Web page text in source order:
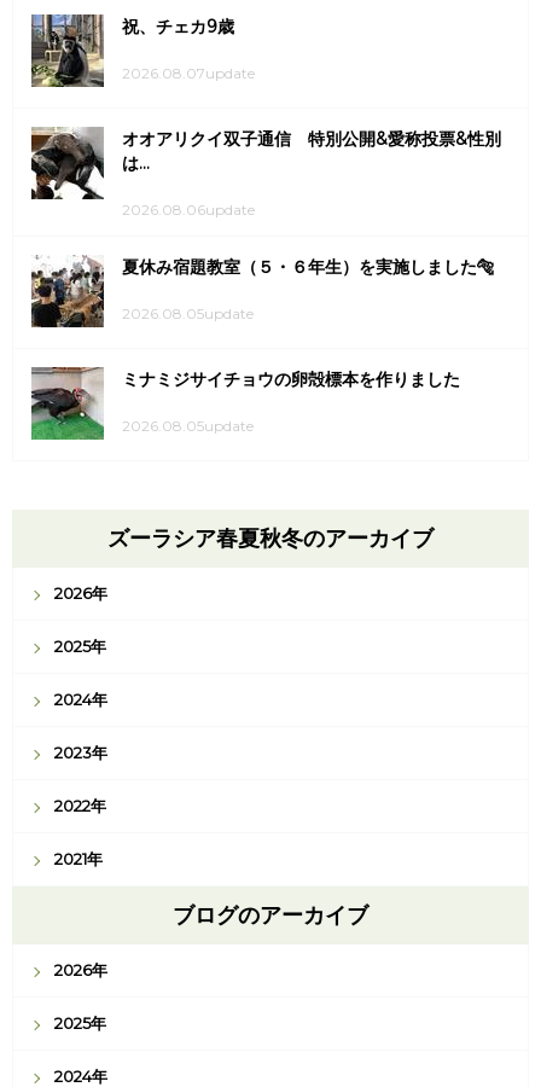
祝、チェカ9歳
2026.08.07update
オオアリクイ双子通信 特別公開&愛称投票&性別
は...
2026.08.06update
夏休み宿題教室（５・６年生）を実施しました🐅
2026.08.05update
ミナミジサイチョウの卵殻標本を作りました
2026.08.05update
ズーラシア春夏秋冬のアーカイブ
2026年
2025年
2024年
2023年
2022年
2021年
ブログのアーカイブ
2026年
2025年
2024年